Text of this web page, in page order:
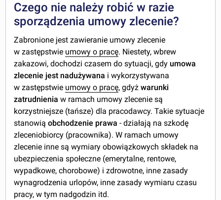
Czego nie należy robić w razie
sporządzenia umowy zlecenie?
Zabronione jest zawieranie umowy zlecenie
w zastępstwie umowy o pracę. Niestety, wbrew
zakazowi, dochodzi czasem do sytuacji, gdy umowa
zlecenie jest nadużywana i wykorzystywana
w zastępstwie umowy o pracę, gdyżwarunki
zatrudnienia w ramach umowy zlecenie są
korzystniejsze (tańsze) dla pracodawcy. Takie sytuacje
stanowiąobchodzenie prawa - działają na szkodę
zleceniobiorcy (pracownika). W ramach umowy
zlecenie inne są wymiary obowiązkowych składek na
ubezpieczenia społeczne (emerytalne, rentowe,
wypadkowe, chorobowe) i zdrowotne, inne zasady
wynagrodzenia urlopów, inne zasady wymiaru czasu
pracy, w tym nadgodzin itd.